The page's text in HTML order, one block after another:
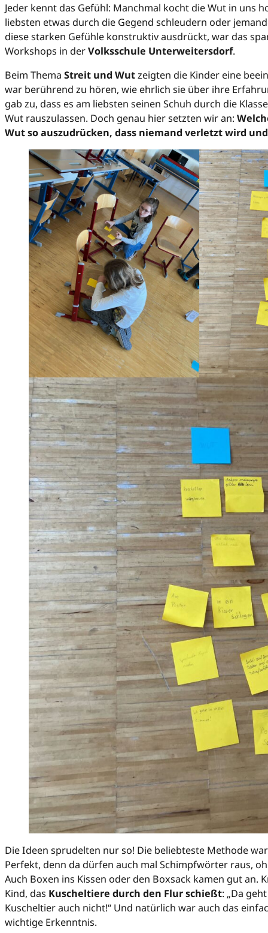
Jeder kennt das Gefühl: Manchmal kocht die Wut in uns
liebsten etwas durch die Gegend schleudern oder
diese starken Gefühle konstruktiv ausdrückt, war das
Workshops in derVolksschule Unterweitersdorf.
Beim Thema Streit und Wutzeigten die Kinder eine
war berührend zu hören, wie ehrlich sie über ihre
gab zu, dass es am liebsten seinen Schuh durch die
Wut rauszulassen. Doch genau hier setzten wir an:
Wut so auszudrücken, dass niemand verletzt wird
Die Ideen sprudelten nur so! Die beliebteste Methode
Perfekt, denn da dürfen auch mal Schimpfwörter raus,
Auch Boxen ins Kissen oder den Boxsack kamen gut an.
Kind, das Kuscheltiere durch den Flur schießt: „Da
Kuscheltier auch nicht!“ Und natürlich war auch das
wichtige Erkenntnis.